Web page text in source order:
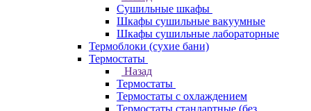
Сушильные шкафы
Шкафы сушильные вакуумные
Шкафы сушильные лабораторные
Термоблоки (сухие бани)
Термостаты
Назад
Термостаты
Термостаты с охлаждением
Термостаты стандартные (без